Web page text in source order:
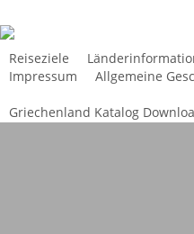
to
main
content
Reiseziele
Impressum
Allgemeine
Griechenland Katalog